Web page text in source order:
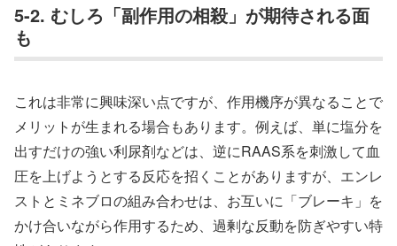
5-2. むしろ「副作用の相殺」が期待される面
も
これは非常に興味深い点ですが、作用機序が異なることで
メリットが生まれる場合もあります。例えば、単に塩分を
出すだけの強い利尿剤などは、逆にRAAS系を刺激して血
圧を上げようとする反応を招くことがありますが、エンレ
ストとミネブロの組み合わせは、お互いに「ブレーキ」を
かけ合いながら作用するため、過剰な反動を防ぎやすい特